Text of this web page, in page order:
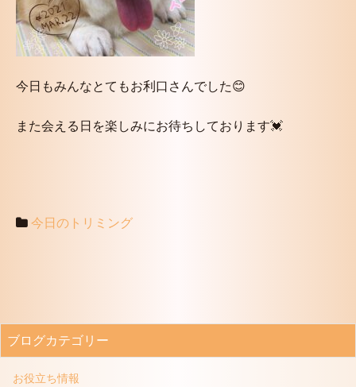
今日もみんなとてもお利口さんでした😊
また会える日を楽しみにお待ちしております💓
今日のトリミング
ブログカテゴリー
お役立ち情報